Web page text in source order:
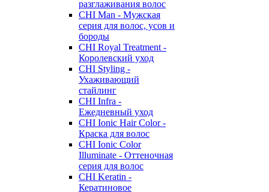
разглаживания волос
CHI Man - Мужская
серия для волос, усов и
бороды
CHI Royal Treatment -
Королевский уход
CHI Styling -
Ухаживающий
стайлинг
CHI Infra -
Ежедневный уход
CHI Ionic Hair Color -
Краска для волос
CHI Ionic Color
Illuminate - Оттеночная
серия для волос
CHI Keratin -
Кератиновое